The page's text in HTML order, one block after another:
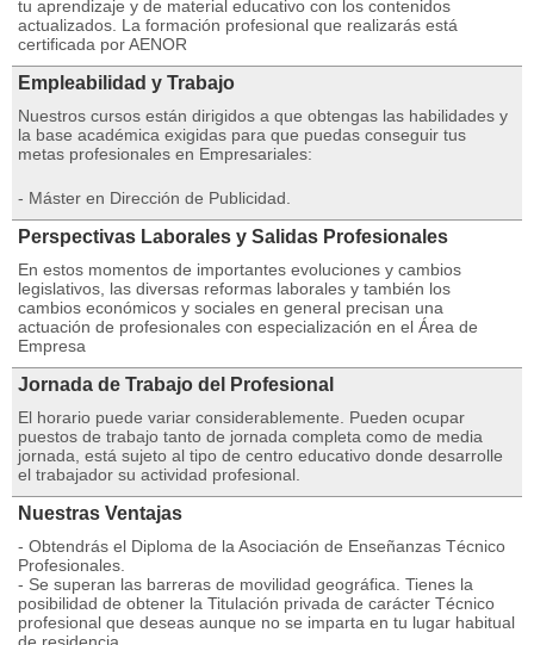
tu aprendizaje y de material educativo con los contenidos
actualizados. La formación profesional que realizarás está
certificada por AENOR
Empleabilidad y Trabajo
Nuestros cursos están dirigidos a que obtengas las habilidades y
la base académica exigidas para que puedas conseguir tus
metas profesionales en Empresariales:
- Máster en Dirección de Publicidad.
Perspectivas Laborales y Salidas Profesionales
En estos momentos de importantes evoluciones y cambios
legislativos, las diversas reformas laborales y también los
cambios económicos y sociales en general precisan una
actuación de profesionales con especialización en el Área de
Empresa
Jornada de Trabajo del Profesional
El horario puede variar considerablemente. Pueden ocupar
puestos de trabajo tanto de jornada completa como de media
jornada, está sujeto al tipo de centro educativo donde desarrolle
el trabajador su actividad profesional.
Nuestras Ventajas
- Obtendrás el Diploma de la Asociación de Enseñanzas Técnico
Profesionales.
- Se superan las barreras de movilidad geográfica. Tienes la
posibilidad de obtener la Titulación privada de carácter Técnico
profesional que deseas aunque no se imparta en tu lugar habitual